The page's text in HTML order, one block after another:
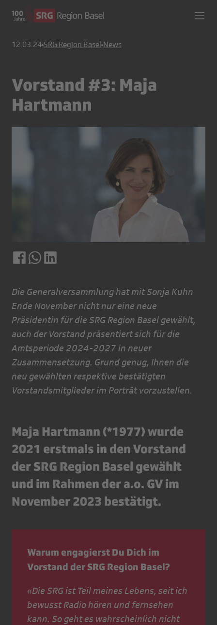
12.03.24 SRG Region Basel News
Vorstand #3: Maja
Hartmann
Die Generalversammlung hat mit Sonja Kuhn
Ende November nicht nur eine neue
Präsidentin für die SRG Region Basel gewählt,
auch der Vorstand präsentiert sich für die
Amtsperiode 2024-2027 in neuer
Zusammensetzung. Grund genug, Ihnen die
neu gewählten respektive bestätigten
Vorstandsmitglieder im Porträt vorzustellen.
Maja Hartmann (*1977) wurde
2021 erstmals in den Vorstand
der SRG Region Basel gewählt
und im Rahmen der a.o. GV im
November 2023 bestätigt.
Warum engagierst Du Dich im
Vorstand der SRG Region Basel?
«Die SRG ist Teil meines Lebens, seit ich
bewusst Radio hören und fernsehen
kann. So geht es wahrscheinlich nicht